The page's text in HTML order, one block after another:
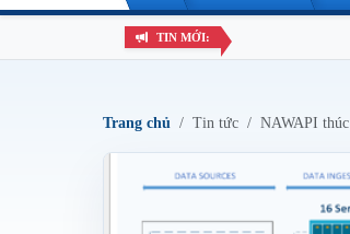
TIN MỚI:
Trang chủ Tin tức NAWAPI